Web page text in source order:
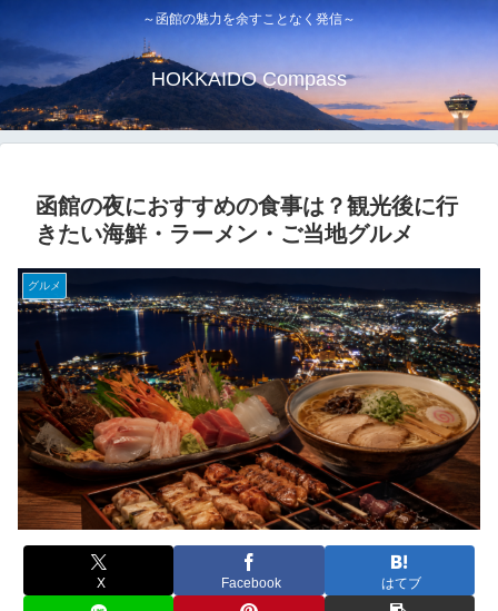
～函館の魅力を余すことなく発信～
HOKKAIDO Compass
函館の夜におすすめの食事は？観光後に行
きたい海鮮・ラーメン・ご当地グルメ
グルメ
X Facebook はてブ